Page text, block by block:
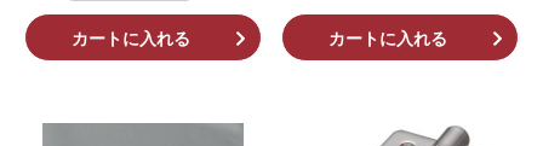
カートに入れる カートに入れる